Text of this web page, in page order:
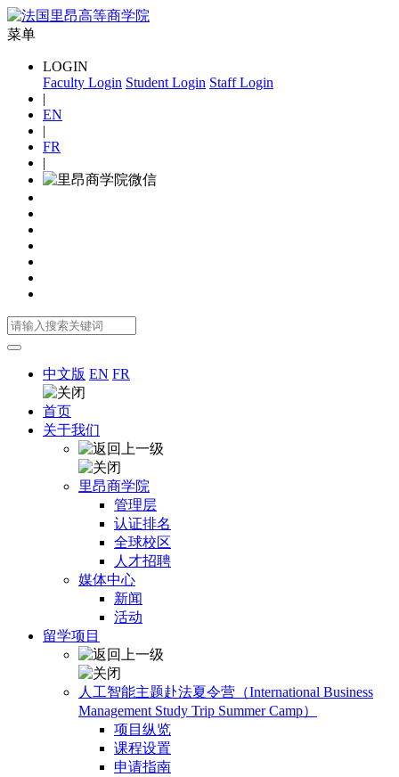
菜单
LOGIN
Faculty Login Student Login Staff Login
|
EN
|
FR
|
中文版 EN FR
首页
关于我们
里昂商学院
管理层
认证排名
全球校区
人才招聘
媒体中心
新闻
活动
留学项目
人工智能主题赴法夏令营（International Business
Management Study Trip Summer Camp）
项目纵览
课程设置
申请指南